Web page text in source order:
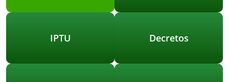
IPTU Decretos